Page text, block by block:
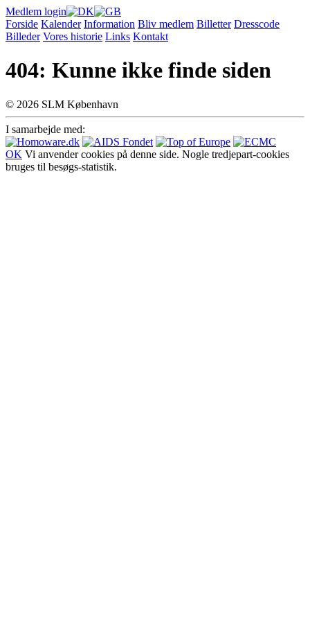
Medlem login
Forside Kalender Information Bliv medlem Billetter Dresscode
Billeder Vores historie Links Kontakt
404: Kunne ikke finde siden
© 2026 SLM København
I samarbejde med:
OK Vi anvender cookies på denne side. Nogle tredjepart-cookies
bruges til besøgs-statistik.